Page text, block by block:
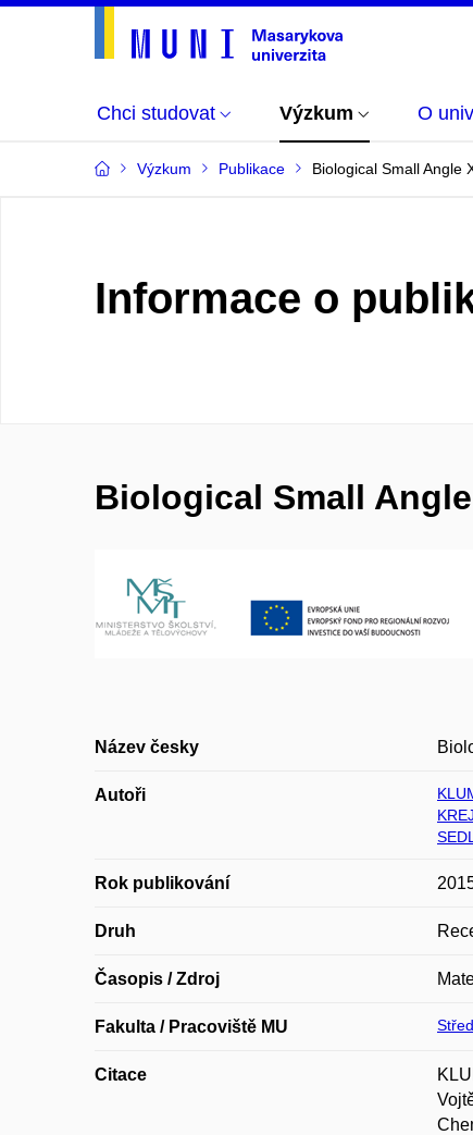
Chci studovat Výzkum O
Výzkum Publikace Biological Small Angle
Informace o
Biological Small
Název česky
Autoři
Rok publikování
Druh
Časopis / Zdroj
Fakulta / Pracoviště MU
Citace